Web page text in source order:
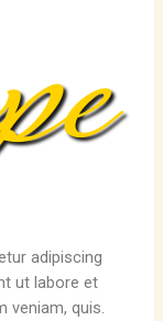
adipiscing
ut labore et
veniam, quis.